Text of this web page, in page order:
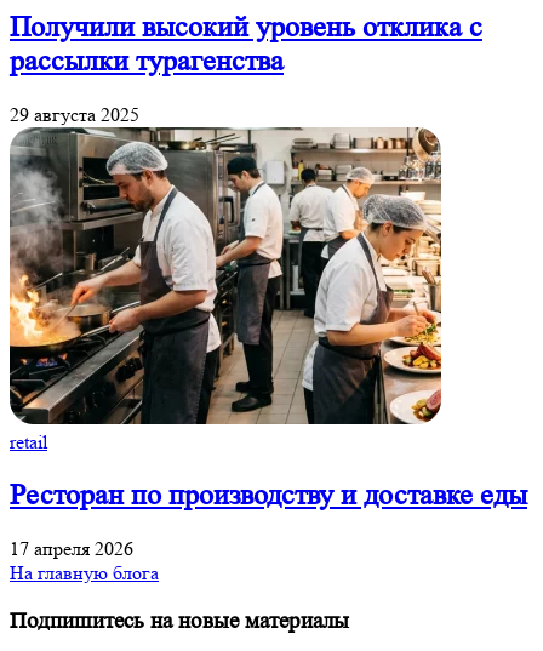
Получили высокий уровень отклика с
рассылки турагенства
29 августа 2025
retail
Ресторан по производству и доставке еды
17 апреля 2026
На главную блога
Подпишитесь на новые материалы